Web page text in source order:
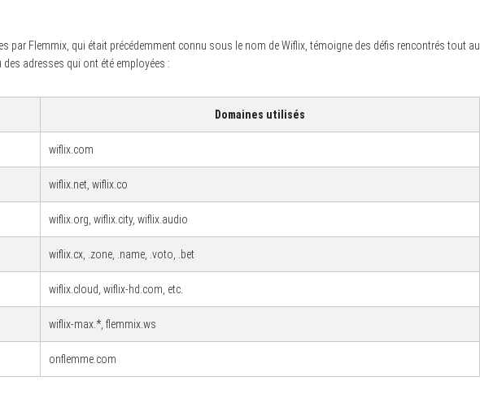
par Flemmix, qui était précédemment connu sous le nom de Wiflix, témoigne des défis rencontrés tout au
des adresses qui ont été employées :
Domaines utilisés
wiflix.com
wiflix.net, wiflix.co
wiflix.org, wiflix.city, wiflix.audio
wiflix.cx, .zone, .name, .voto, .bet
wiflix.cloud, wiflix-hd.com, etc.
wiflix-max.*, flemmix.ws
onflemme.com